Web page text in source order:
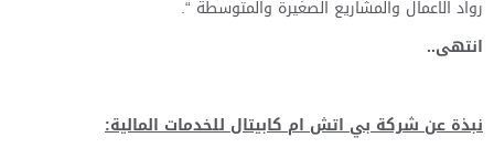
رواد الاعمال والمشاريع الصغيرة والمتوسطة “.
انتهى..
نبذة عن شركة بي اتش ام كابيتال للخدمات المالية: